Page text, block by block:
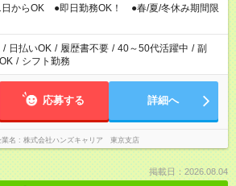
日からOK ●即日勤務OK！ ●春/夏/冬休み期間限
/ 日払いOK / 履歴書不要 / 40～50代活躍中 / 副
/ シフト勤務
応募する 詳細へ
名 株式会社ハンズキャリア 東京支店
掲載日：2026.08.04